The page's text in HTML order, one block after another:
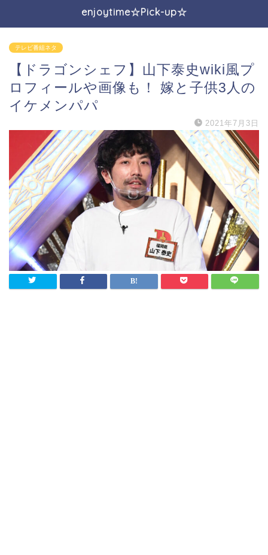
enjoytime☆Pick-up☆
テレビ番組ネタ
【ドラゴンシェフ】山下泰史wiki風プ
ロフィールや画像も！ 嫁と子供3人の
イケメンパパ
2021年7月3日